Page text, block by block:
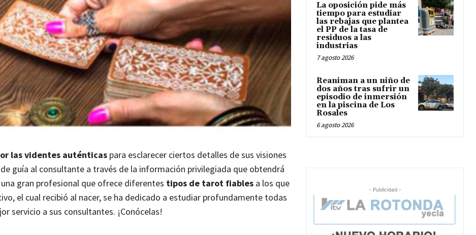
las videntes auténticas para esclarecer ciertos detalles de sus visiones
guía al consultante a través de la información privilegiada que obtendrá
una gran profesional que ofrece diferentes tipos de tarot fiables a los que
el cual recibió al nacer, se ha dedicado a estudiar profundamente todas
servicio a sus consultantes. ¡Conócelas!
La oposición pide más
tiempo para estudiar
las rebajas que plantea
el PP de la tasa de
residuos a las
industrias
7 agosto 2026
Reaniman a un niño de
dos años tras sufrir un
episodio de inmersión
en la piscina de Los
Rosales
6 agosto 2026
- Publicidad -